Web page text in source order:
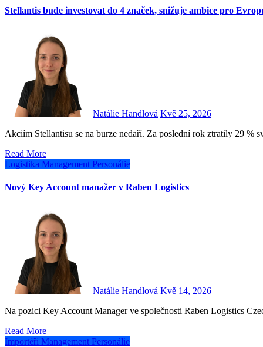
Stellantis bude investovat do 4 značek, snižuje ambice pro
Natálie Handlová Kvě 25, 2026
Akciím Stellantisu se na burze nedaří. Za poslední rok ztratily 29 %
Read More
Logistika Management Personálie
Nový Key Account manažer v Raben Logistics
Natálie Handlová Kvě 14, 2026
Na pozici Key Account Manager ve společnosti Raben Logistics
Read More
Importéři Management Personálie